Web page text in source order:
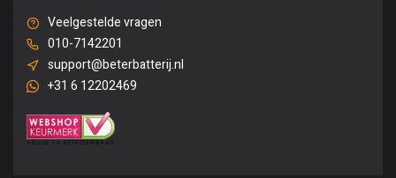
Veelgestelde vragen
010-7142201
support@beterbatterij.nl
+31 6 12202469